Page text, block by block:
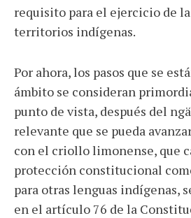
requisito para el ejercicio de
territorios indígenas.
Por ahora, los pasos que se
ámbito se consideran
punto de vista, después del
relevante que se pueda
con el criollo limonense, que
protección constitucional
para otras lenguas indígenas,
en el artículo 76 de la